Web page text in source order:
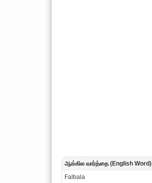
ஆங்கில வார்த்தை (English Word)
Falbala